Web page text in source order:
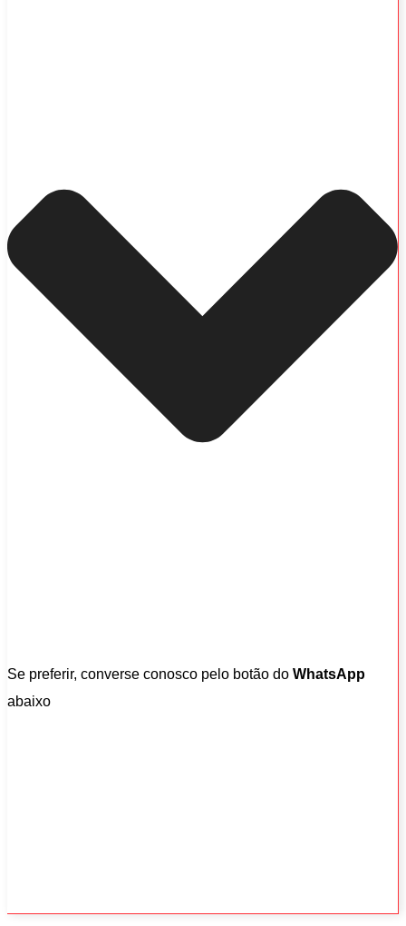
Se preferir, converse conosco pelo botão do WhatsApp
abaixo